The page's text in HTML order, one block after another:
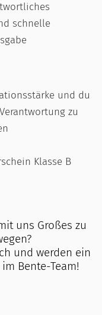
schnelle
und du
zu
Klasse B
uns Großes zu
und werden ein
Bente-Team!